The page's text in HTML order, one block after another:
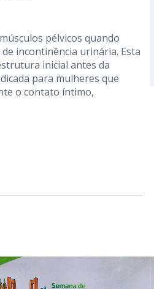
pélvicos quando
incontinência urinária. Esta
inicial antes da
para mulheres que
o contato íntimo,